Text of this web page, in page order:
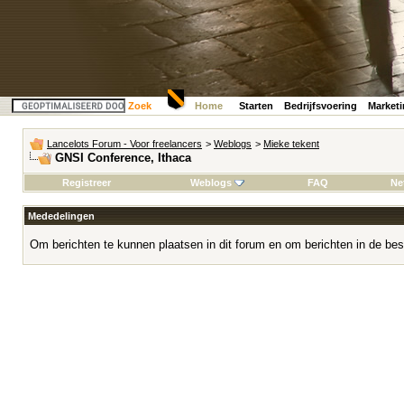
Zoek Home Starten Bedrijfsvoering
Lancelots Forum - Voor freelancers > Weblogs > Mieke tekent
GNSI Conference, Ithaca
Registreer Weblogs FAQ
Mededelingen
Om berichten te kunnen plaatsen in dit forum en om berichten in de